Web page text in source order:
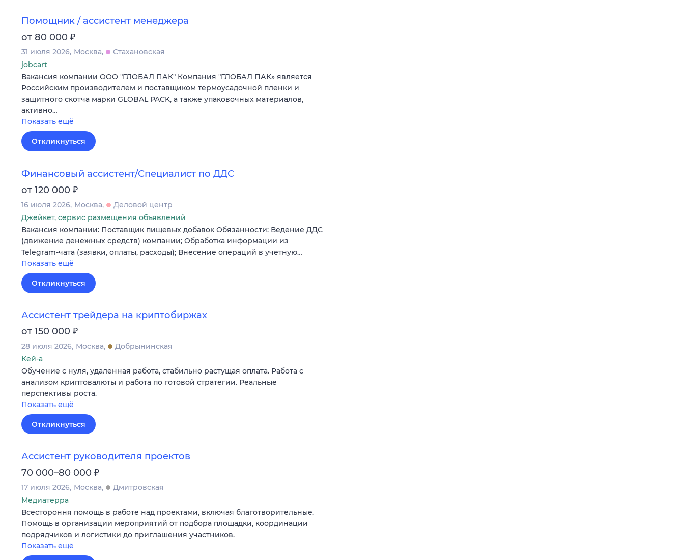
Помощник / ассистент менеджера
от 80 000 ₽
31 июля 2026 Москва
Стахановская
jobcart
Вакансия компании ООО "ГЛОБАЛ ПАК" Компания "ГЛОБАЛ ПАК» является
Российским производителем и поставщиком термоусадочной пленки и
защитного скотча марки GLOBAL PACK, а также упаковочных материалов,
активно…
Показать ещё
Откликнуться
Финансовый ассистент/Специалист по ДДС
от 120 000 ₽
16 июля 2026 Москва
Деловой центр
Джейкет, сервис размещения объявлений
Вакансия компании: Поставщик пищевых добавок Обязанности: Ведение ДДС
(движение денежных средств) компании; Обработка информации из
Telegram-чата (заявки, оплаты, расходы); Внесение операций в учетную…
Показать ещё
Откликнуться
Ассистент трейдера на криптобиржах
от 150 000 ₽
28 июля 2026 Москва
Добрынинская
Кей-а
Обучение с нуля, удаленная работа, стабильно растущая оплата. Работа с
анализом криптовалюты и работа по готовой стратегии. Реальные
перспективы роста.
Показать ещё
Откликнуться
Ассистент руководителя проектов
70 000–80 000 ₽
17 июля 2026 Москва
Дмитровская
Медиатерра
Всестороння помощь в работе над проектами, включая благотворительные.
Помощь в организации мероприятий от подбора площадки, координации
подрядчиков и логистики до приглашения участников.
Показать ещё